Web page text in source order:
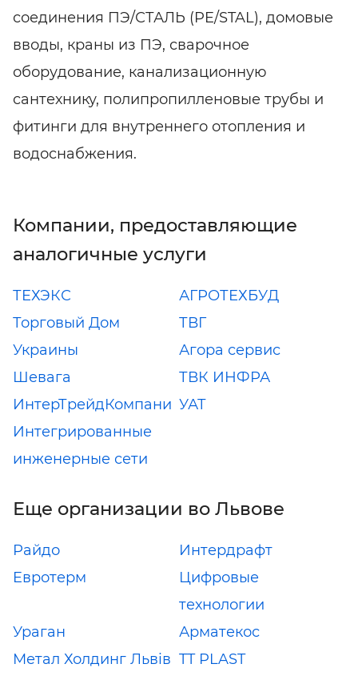
соединения ПЭ/СТАЛЬ (PE/STAL), домовые
вводы, краны из ПЭ, сварочное
оборудование, канализационную
сантехнику, полипропилленовые трубы и
фитинги для внутреннего отопления и
водоснабжения.
Компании, предоставляющие
аналогичные услуги
ТЕХЭКС
АГРОТЕХБУД
Торговый Дом
Украины
ТВГ
Агора сервис
Шевага
ТВК ИНФРА
ИнтерТрейдКомпани УАТ
Интегрированные
инженерные сети
Еще организации во Львове
Райдо
Интердрафт
Eвротерм
Цифровые
технологии
Ураган
Арматекос
Метал Холдинг Львів TT PLAST